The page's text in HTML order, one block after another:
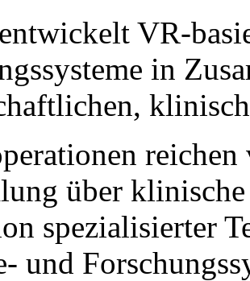
VR-
in
reichen
über
spezialisierter
und